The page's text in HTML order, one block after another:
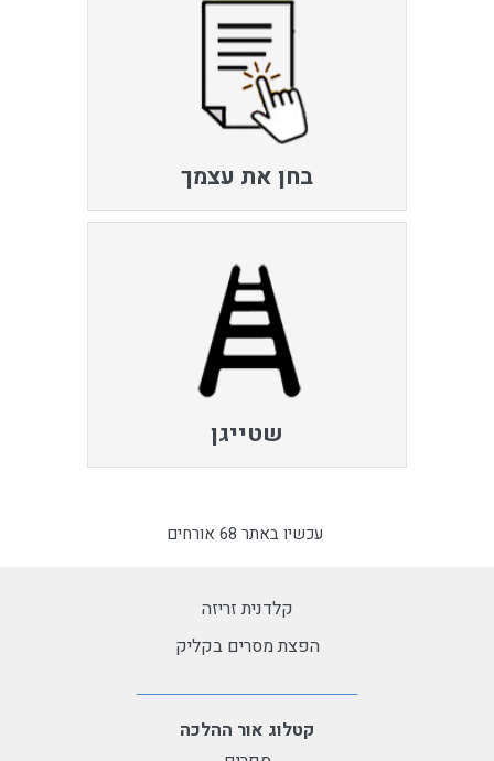
בחן את עצמך
שטייגן
עכשיו באתר 68 אורחים
קלדנית זריזה
הפצת מסרים בקליק
קטלוג אור ההלכה